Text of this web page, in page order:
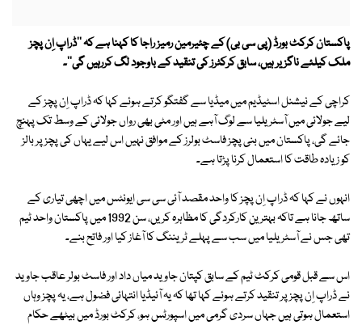
پاکستان کرکٹ بورڈ (پی سی بی) کے چئیرمین رمیز راجا کا کہنا ہے کہ ''ڈراپ اِن پچز
ملک کیلئے ناگزیر ہیں، سابق کرکٹرز کی تنقید کے باوجود لگ کررہیں گی''۔
کراچی کے نیشنل اسٹیڈیم میں میڈیا سے گفتگو کرتے ہوئے کہا کہ ڈراپ اِن پچز کے
لیے جولائی میں آسٹریلیا سے لوگ آہے ہیں اور مٹی بھی رواں جولائی کے وسط تک پہنچ
جائے گی، پاکستان میں بنی پچز فاسٹ بولرز کے موافق نہیں اس لیے یہاں کی پچز پر بالز
کو زیادہ طاقت کا استعمال کرنا پڑتا ہے۔
انہوں نے کہا کہ ڈراپ اِن پچز کا واحد مقصد آئی سی سی ایونٹس میں اچھی تیاری کے
ساتھ جانا ہے تاکہ بہترین کارکردگی کا مظاہرہ کریں، سن 1992 میں پاکستان واحد ٹیم
تھی جس نے آسٹریلیا میں سب سے پہلے ٹریننگ کا آغاز کیا اور فاتح بنے۔
اس سے قبل قومی کرکٹ ٹیم کے سابق کپتان جاوید میاں داد اور فاسٹ بولر عاقب جاوید
نے ڈراپ اِن پچز پر تنقید کرتے ہوئے کہا تھا کہ یہ آئیڈیا انتہائی فضول ہے، یہ پچز وہاں
استعمال ہوتی ہیں جہاں سردی گرمی میں اسپورٹس ہو، کرکٹ بورڈ میں بیٹھے حکام